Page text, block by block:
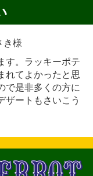
様
す。ラッキーポテ
れてよかったと思
で是非多くの方に
ザートもさいこう